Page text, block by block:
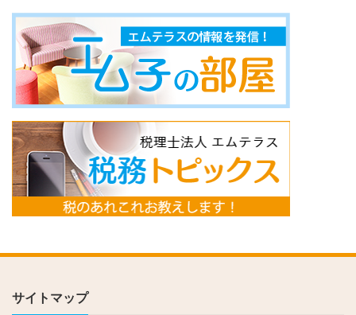
サイトマップ